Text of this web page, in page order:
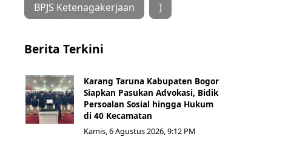
BPJS Ketenagakerjaan ]
Berita Terkini
Karang Taruna Kabupaten Bogor
Siapkan Pasukan Advokasi, Bidik
Persoalan Sosial hingga Hukum
di 40 Kecamatan
Kamis, 6 Agustus 2026, 9:12 PM